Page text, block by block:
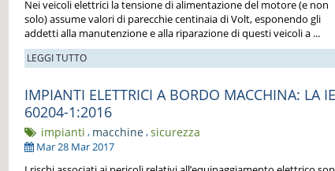
Nei veicoli elettrici la tensione di alimentazione del motore (e non
solo) assume valori di parecchie centinaia di Volt, esponendo gli
addetti alla manutenzione e alla riparazione di questi veicoli a ...
LEGGI TUTTO
IMPIANTI ELETTRICI A BORDO MACCHINA: LA
60204-1:2016
impianti , macchine,sicurezza
Mar 28 Mar 2017